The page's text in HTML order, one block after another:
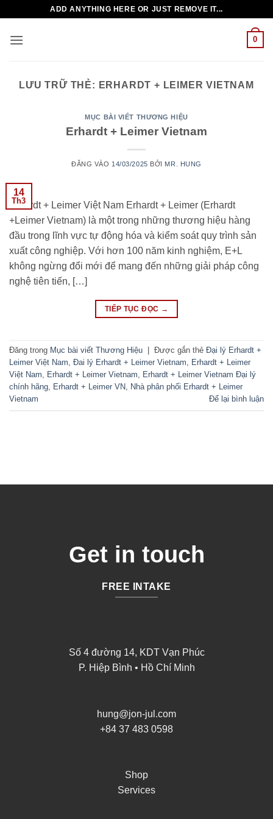
nội
ADD ANYTHING HERE OR JUST REMOVE IT...
0
LƯU TRỮ THẺ: ERHARDT + LEIMER VIETNAM
MỤC BÀI VIẾT THƯƠNG HIỆU
Erhardt + Leimer Vietnam
ĐĂNG VÀO 14/03/2025 BỞI MR. HUNG
14
Th3
Erhardt + Leimer Việt Nam Erhardt + Leimer (Erhardt
+Leimer Vietnam) là một trong những thương hiệu hàng
đầu trong lĩnh vực tự động hóa và kiểm soát quy trình sản
xuất công nghiệp. Với hơn 100 năm kinh nghiệm, E+L
không ngừng đổi mới để mang đến những giải pháp công
nghệ tiên tiến, […]
TIẾP TỤC ĐỌC →
Đăng trong Mục bài viết Thương Hiệu Được gắn thẻ Đại lý Erhardt +
Leimer Việt Nam Đai lý Erhardt + Leimer Vietnam
Erhardt + Leimer
Việt Nam
Erhardt + Leimer Vietnam
Erhardt + Leimer Vietnam Đại lý
chính hãng
Erhardt + Leimer VN
Nhà phân phối Erhardt + Leimer
Vietnam
Để lại bình luận
Get in touch
FREE INTAKE
Số 4 đường 14, KDT Vạn Phúc
P. Hiệp Bình • Hồ Chí Minh
hung@jon-jul.com
+84 37 483 0598
Shop
Services